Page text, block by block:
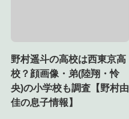
野村遥斗の高校は西東京高
校？顔画像・弟(陸翔・怜
央)の小学校も調査【野村由
佳の息子情報】